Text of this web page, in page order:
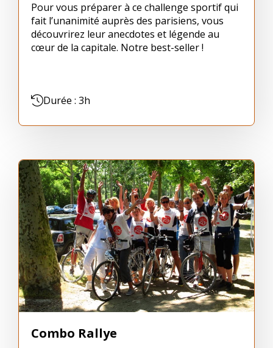
Pour vous préparer à ce challenge sportif qui
fait l’unanimité auprès des parisiens, vous
découvrirez leur anecdotes et légende au
cœur de la capitale. Notre best-seller !
Durée : 3h
Combo Rallye